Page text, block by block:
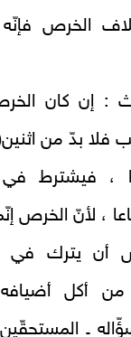
الخرص
: إن كان
فلا بدّ من
، فيشترط في
، لأنّ الخرص
أن يترك في
من أكل
ـ